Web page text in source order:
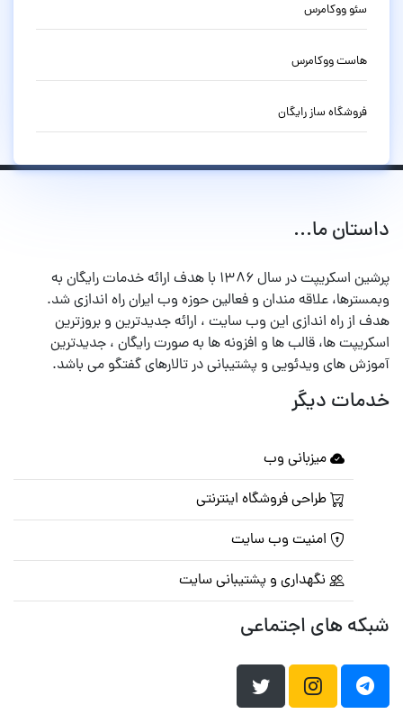
سئو ووکامرس
هاست ووکامرس
فروشگاه ساز رایگان
داستان ما...
پرشین اسکریپت در سال ۱۳۸۶ با هدف ارائه خدمات رایگان به
وبمسترها، علاقه مندان و فعالین حوزه وب ایران راه اندازی شد.
هدف از راه اندازی این وب سایت ، ارائه جدیدترین و بروزترین
اسکریپت ها، قالب ها و افزونه ها به صورت رایگان ، جدیدترین
آموزش های ویدئویی و پشتیبانی در تالارهای گفتگو می باشد.
خدمات دیگر
میزبانی وب
طراحی فروشگاه اینترنتی
امنیت وب سایت
نگهداری و پشتیبانی سایت
شبکه های اجتماعی